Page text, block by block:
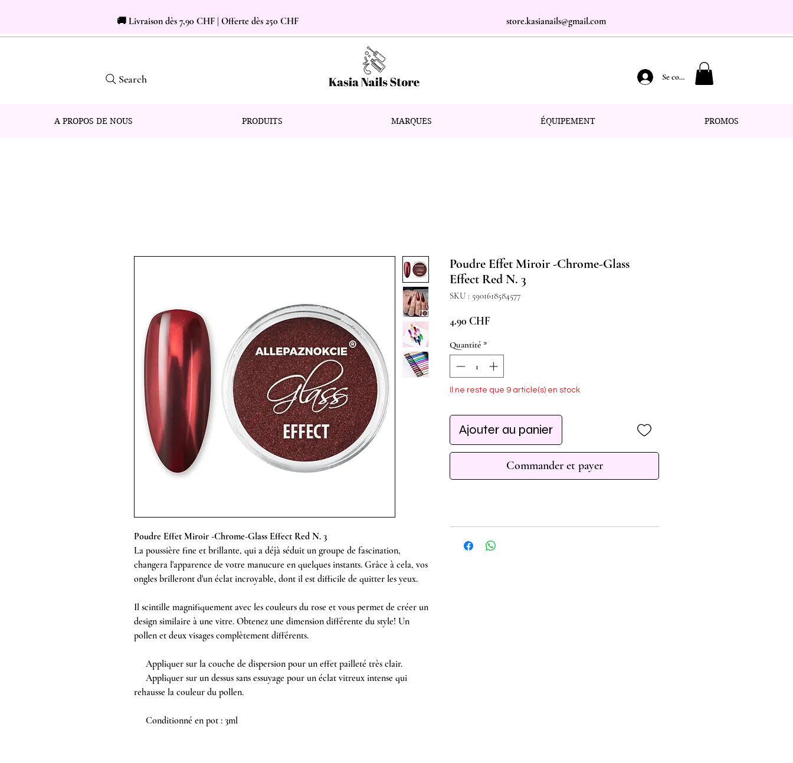
🚚 Livraison dès 7,90 CHF | Offerte dès 250 CHF store.kasianails@gmail.com
Search Se connecter
A PROPOS DE NOUS PRODUITS MARQUES ÉQUIPEMENT PROMOS
Poudre Effet Miroir -Chrome-Glass Effect Red N. 3
La poussière fine et brillante, qui a déjà séduit un groupe de fascination,
changera l'apparence de votre manucure en quelques instants. Grâce à cela, vos
ongles brilleront d'un éclat incroyable, dont il est difficile de quitter les yeux.
Il scintille magnifiquement avec les couleurs du rose et vous permet de créer un
design similaire à une vitre. Obtenez une dimension différente du style! Un
pollen et deux visages complètement différents.
Appliquer sur la couche de dispersion pour un effet pailleté très clair.
Appliquer sur un dessus sans essuyage pour un éclat vitreux intense qui
rehausse la couleur du pollen.
Conditionné en pot : 3ml
Poudre Effet Miroir -Chrome-Glass
Effect Red N. 3
SKU : 5901618584577
4.90 CHFPrix
Quantité *
Il ne reste que 9 article(s) en stock
Ajouter au panier
Commander et payer